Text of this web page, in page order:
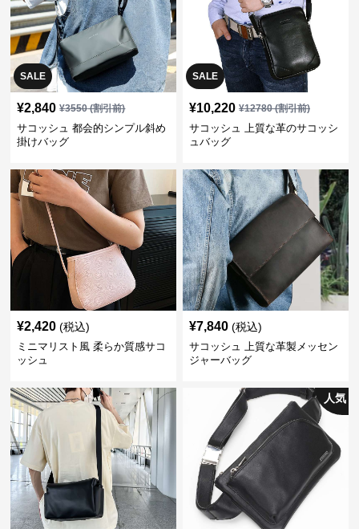
SALE
¥2,840 ¥3550(割引前)
サコッシュ 都会的シンプル斜め
掛けバッグ
SALE
¥10,220 ¥12780(割引前)
サコッシュ 上質な革のサコッシ
ュバッグ
¥2,420 (税込)
ミニマリスト風 柔らか質感サコ
ッシュ
¥7,840 (税込)
サコッシュ 上質な革製メッセン
ジャーバッグ
人気